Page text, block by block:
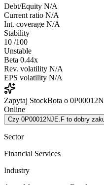
Debt/Equity N/A
Current ratio N/A
Int. coverage N/A
Stability
10 /100
Unstable
Beta 0.44x
Rev. volatility N/A
EPS volatility N/A
Zapytaj StockBota o
Online
Czy 0P00012NJE.F to dobry
Sector
Financial Services
Industry